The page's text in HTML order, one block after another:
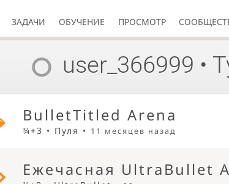
ЗАДАЧИ ОБУЧЕНИЕ ПРОСМОТР
user_366999 •
BulletTitled Arena
¾+3 • Пуля • 11 месяцев назад
Ежечасная UltraBullet